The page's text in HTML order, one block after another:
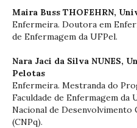
Maira Buss THOFEHRN,
Enfermeira. Doutora em
de Enfermagem da UFPel.
Nara Jaci da Silva NUNES,
Pelotas
Enfermeira. Mestranda do
Faculdade de Enfermagem da
Nacional de
(CNPq).